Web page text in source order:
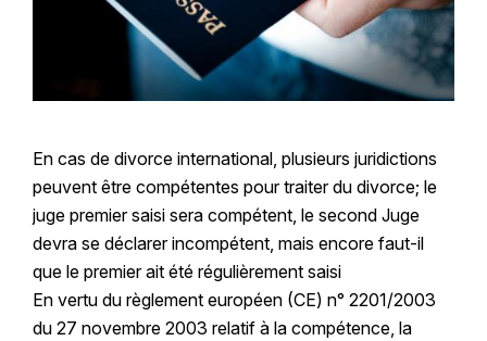
En cas de divorce international, plusieurs juridictions
peuvent être compétentes pour traiter du divorce; le
juge premier saisi sera compétent, le second Juge
devra se déclarer incompétent, mais encore faut-il
que le premier ait été régulièrement saisi
En vertu du règlement européen (CE) n° 2201/2003
du 27 novembre 2003 relatif à la compétence, la